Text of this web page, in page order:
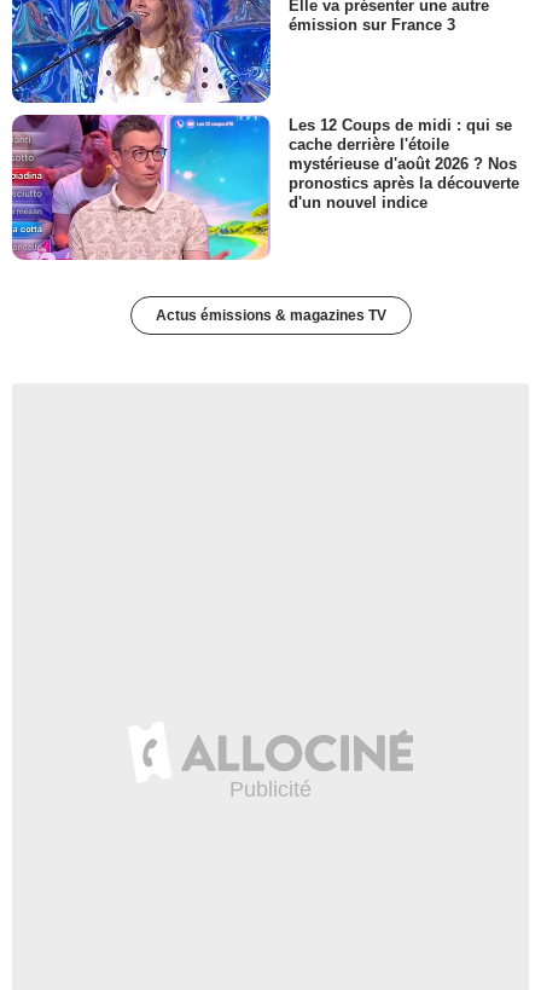
Elle va présenter une autre
émission sur France 3
Les 12 Coups de midi : qui se
cache derrière l'étoile
mystérieuse d'août 2026 ? Nos
pronostics après la découverte
d'un nouvel indice
Actus émissions & magazines TV